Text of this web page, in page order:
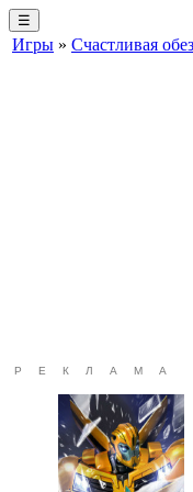
☰
Игры » Счастливая
РЕКЛАМА